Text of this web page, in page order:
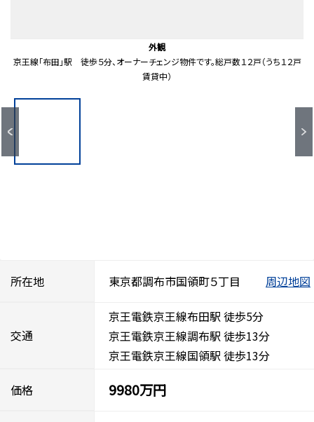
間取り図
外観
京王線「布田」駅 徒歩５分、オーナーチェンジ物件です。総戸数１２戸（うち１２戸
賃貸中）
外観
第一種低層住居専用地域の閑静な住宅街。南東側約５ｍ・北西側約４ｍの２方向
に接道しており陽当り良好です
外観
多摩川に近く、緑豊かな環境が整っています
外観
全居室にロフト、全居室南向きです
外観
外観
室内
室内
室内
室内
キッチン
その他
その他
その他
その他
所在地 東京都調布市国領町５丁目 周辺地図
交通
京王電鉄京王線布田駅 徒歩5分
京王電鉄京王線調布駅 徒歩13分
京王電鉄京王線国領駅 徒歩13分
価格 9980万円